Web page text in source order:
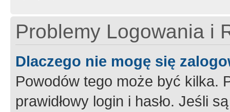
Problemy Logowania i
Dlaczego nie mogę się
Powodów tego może być kilka.
prawidłowy login i hasło. Jeśli